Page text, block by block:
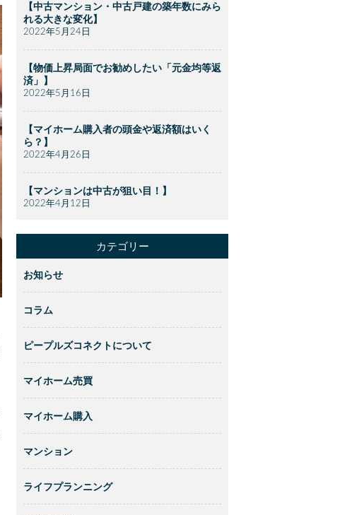
【中古マンション・中古戸建の築年数にみら
れる大きな変化】
2022年5月24日
【物価上昇局面でお勧めしたい「元金均等返
済」】
2022年5月16日
【マイホーム購入者の頭金や返済額はいく
ら？】
2022年4月26日
【マンションは中古が狙い目！】
2022年4月12日
カテゴリー
お知らせ
コラム
ピープルズコネクトについて
マイホーム売買
マイホーム購入
マンション
ライフプランニング